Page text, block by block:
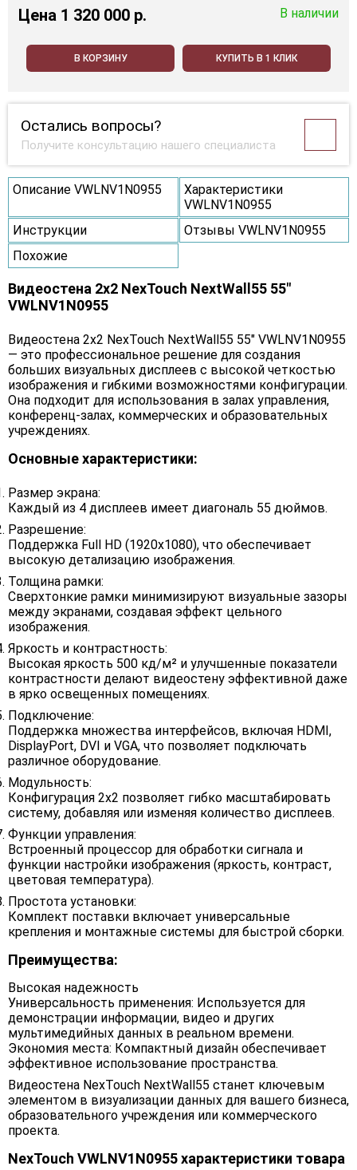
Цена 1 320 000 p. В наличии
В КОРЗИНУ КУПИТЬ В 1 КЛИК
Остались вопросы?
Получите консультацию нашего специалиста
Описание VWLNV1N0955
Характеристики
VWLNV1N0955
Инструкции
Отзывы VWLNV1N0955
Похожие
Видеостена 2x2 NexTouch NextWall55 55"
VWLNV1N0955
Видеостена 2x2 NexTouch NextWall55 55" VWLNV1N0955
— это профессиональное решение для создания
больших визуальных дисплеев с высокой четкостью
изображения и гибкими возможностями конфигурации.
Она подходит для использования в залах управления,
конференц-залах, коммерческих и образовательных
учреждениях.
Основные характеристики:
Размер экрана:
Каждый из 4 дисплеев имеет диагональ 55 дюймов.
Разрешение:
Поддержка Full HD (1920x1080), что обеспечивает
высокую детализацию изображения.
Толщина рамки:
Сверхтонкие рамки минимизируют визуальные зазоры
между экранами, создавая эффект цельного
изображения.
Яркость и контрастность:
Высокая яркость 500 кд/м² и улучшенные показатели
контрастности делают видеостену эффективной даже
в ярко освещенных помещениях.
Подключение:
Поддержка множества интерфейсов, включая HDMI,
DisplayPort, DVI и VGA, что позволяет подключать
различное оборудование.
Модульность:
Конфигурация 2x2 позволяет гибко масштабировать
систему, добавляя или изменяя количество дисплеев.
Функции управления:
Встроенный процессор для обработки сигнала и
функции настройки изображения (яркость, контраст,
цветовая температура).
Простота установки:
Комплект поставки включает универсальные
крепления и монтажные системы для быстрой сборки.
Преимущества:
Высокая надежность
Универсальность применения: Используется для
демонстрации информации, видео и других
мультимедийных данных в реальном времени.
Экономия места: Компактный дизайн обеспечивает
эффективное использование пространства.
Видеостена NexTouch NextWall55 станет ключевым
элементом в визуализации данных для вашего бизнеса,
образовательного учреждения или коммерческого
проекта.
NexTouch VWLNV1N0955 характеристики товара